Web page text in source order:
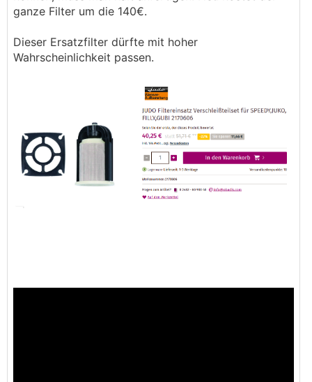
ganze Filter um die 140€.
Dieser Ersatzfilter dürfte mit hoher
Wahrscheinlichkeit passen.